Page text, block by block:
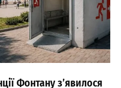
Фонтану з’явилося